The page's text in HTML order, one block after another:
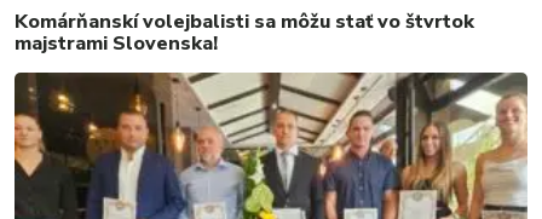
Komárňanskí volejbalisti sa môžu stať vo štvrtok
majstrami Slovenska!